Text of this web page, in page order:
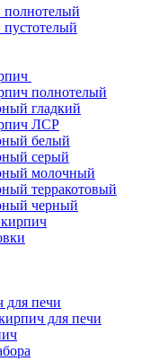
полнотелый
гладкий
ЛСР
белый
серый
молочный
терракотовый
черный
для печи
для печи